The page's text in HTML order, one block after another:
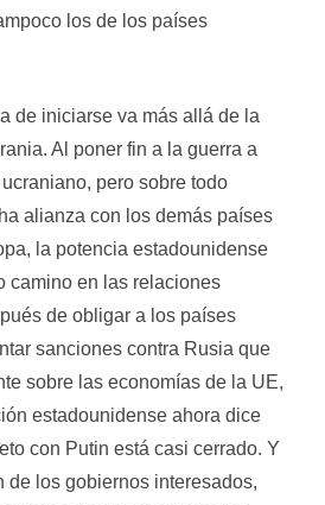
los de los países
de iniciarse va más allá de la
Al poner fin a la guerra a
pero sobre todo
alianza con los demás países
la potencia estadounidense
camino en las relaciones
de obligar a los países
sanciones contra Rusia que
sobre las economías de la UE,
estadounidense ahora dice
con Putin está casi cerrado. Y
de los gobiernos interesados,